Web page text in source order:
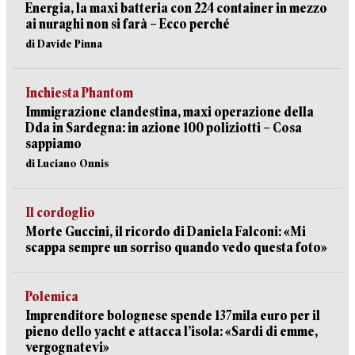
Energia, la maxi batteria con 224 container in mezzo
ai nuraghi non si farà – Ecco perché
di Davide Pinna
Inchiesta Phantom
Immigrazione clandestina, maxi operazione della
Dda in Sardegna: in azione 100 poliziotti – Cosa
sappiamo
di Luciano Onnis
Il cordoglio
Morte Guccini, il ricordo di Daniela Falconi: «Mi
scappa sempre un sorriso quando vedo questa foto»
Polemica
Imprenditore bolognese spende 137mila euro per il
pieno dello yacht e attacca l’isola: «Sardi di emme,
vergognatevi»